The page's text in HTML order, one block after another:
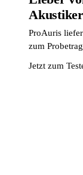
ProAuris
zum
Jetzt zum